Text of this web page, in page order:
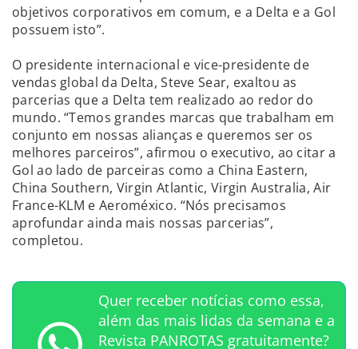
objetivos corporativos em comum, e a Delta e a Gol
possuem isto”.
O presidente internacional e vice-presidente de
vendas global da Delta, Steve Sear, exaltou as
parcerias que a Delta tem realizado ao redor do
mundo. “Temos grandes marcas que trabalham em
conjunto em nossas alianças e queremos ser os
melhores parceiros”, afirmou o executivo, ao citar a
Gol ao lado de parceiras como a China Eastern,
China Southern, Virgin Atlantic, Virgin Australia, Air
France-KLM e Aeroméxico. “Nós precisamos
aprofundar ainda mais nossas parcerias”,
completou.
Quer receber notícias como essa,
além das mais lidas da semana e a
Revista PANROTAS gratuitamente?